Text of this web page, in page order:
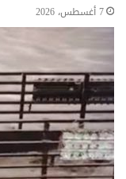
7 أغسطس، 2026